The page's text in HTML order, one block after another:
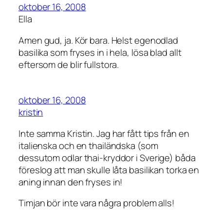
oktober 16, 2008
Ella
Amen gud, ja. Kör bara. Helst egenodlad
basilika som fryses in i hela, lösa blad allt
eftersom de blir fullstora.
oktober 16, 2008
kristin
Inte samma Kristin. Jag har fått tips från en
italienska och en thailändska (som
dessutom odlar thai-kryddor i Sverige) båda
föreslog att man skulle låta basilikan torka en
aning innan den fryses in!
Timjan bör inte vara några problem alls!